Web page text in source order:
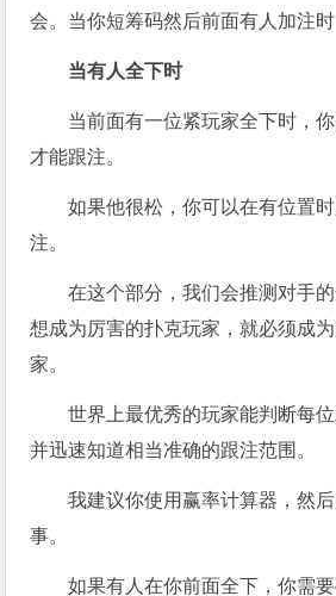
会。当你短筹码然后前面有人加注时
当有人全下时
当前面有一位紧玩家全下时，
才能跟注。
如果他很松，你可以在有位置
注。
在这个部分，我们会推测对手
想成为厉害的扑克玩家，就必须成
家。
世界上最优秀的玩家能判断每
并迅速知道相当准确的跟注范围。
我建议你使用赢率计算器，然
事。
如果有人在你前面全下，你需